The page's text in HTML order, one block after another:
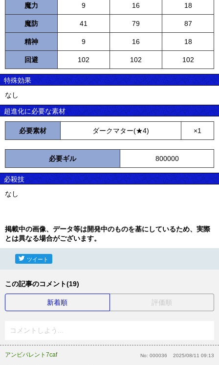
魔力 9 16 18
魔防 41 79 87
精神 9 16 18
回避 102 102 102
特殊効果
なし
超進化に必要な素材
必要素材 ダークマター(★4) ×1
必要ギル 800000
必殺技
なし
掲載中の画像、データ等は開発中のものを基にしているため、実際
とは異なる場合がございます。
ツイート
この記事のコメント(19)
新着順 評価順
コメントしよう...
アンビバレント7caf No: 000036 2025/08/11 09:13